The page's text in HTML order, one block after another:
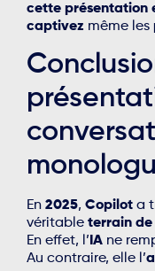
cette présentation
captivez même les
En 2025, Copilot a
véritable terrain de
En effet, l’IA ne
Au contraire, elle l’